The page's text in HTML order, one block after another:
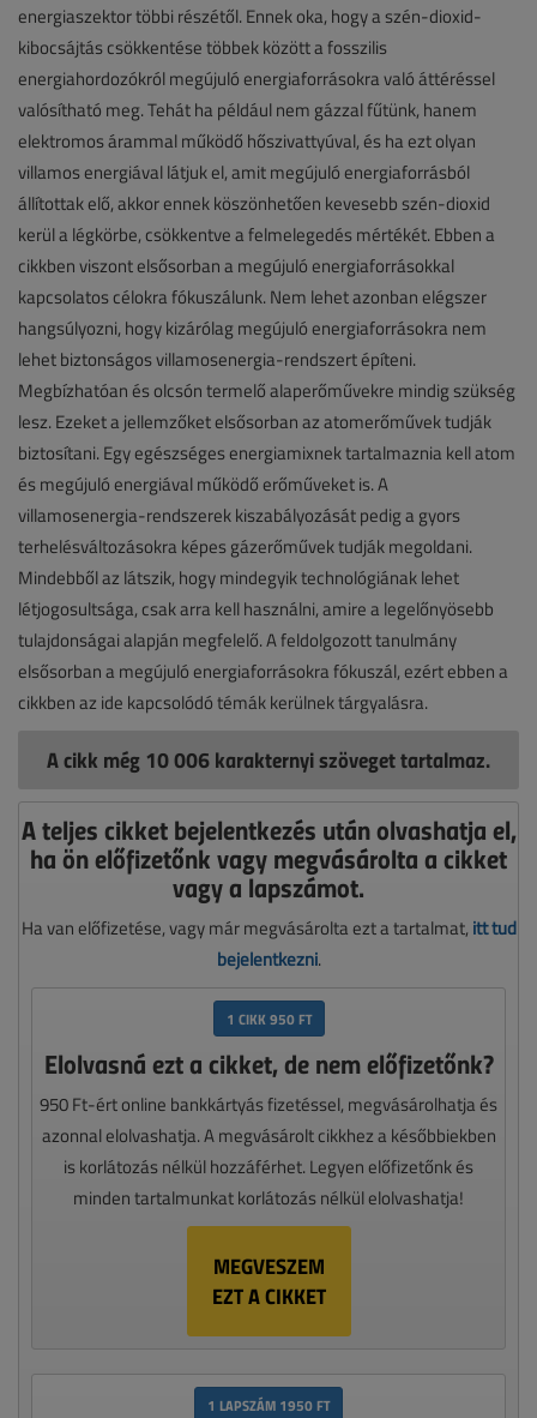
energiaszektor többi részétől. Ennek oka, hogy a szén-dioxid-
kibocsájtás csökkentése többek között a fosszilis
energiahordozókról megújuló energiaforrásokra való áttéréssel
valósítható meg. Tehát ha például nem gázzal fűtünk, hanem
elektromos árammal működő hőszivattyúval, és ha ezt olyan
villamos energiával látjuk el, amit megújuló energiaforrásból
állítottak elő, akkor ennek köszönhetően kevesebb szén-dioxid
kerül a légkörbe, csökkentve a felmelegedés mértékét. Ebben a
cikkben viszont elsősorban a megújuló energiaforrásokkal
kapcsolatos célokra fókuszálunk. Nem lehet azonban elégszer
hangsúlyozni, hogy kizárólag megújuló energiaforrásokra nem
lehet biztonságos villamosenergia-rendszert építeni.
Megbízhatóan és olcsón termelő alaperőművekre mindig szükség
lesz. Ezeket a jellemzőket elsősorban az atomerőművek tudják
biztosítani. Egy egészséges energiamixnek tartalmaznia kell atom
és megújuló energiával működő erőműveket is. A
villamosenergia-rendszerek kiszabályozását pedig a gyors
terhelésváltozásokra képes gázerőművek tudják megoldani.
Mindebből az látszik, hogy mindegyik technológiának lehet
létjogosultsága, csak arra kell használni, amire a legelőnyösebb
tulajdonságai alapján megfelelő. A feldolgozott tanulmány
elsősorban a megújuló energiaforrásokra fókuszál, ezért ebben a
cikkben az ide kapcsolódó témák kerülnek tárgyalásra.
A cikk még 10 006 karakternyi szöveget tartalmaz.
A teljes cikket bejelentkezés után olvashatja el,
ha ön előfizetőnk vagy megvásárolta a cikket
vagy a lapszámot.
Ha van előfizetése, vagy már megvásárolta ezt a tartalmat, itt tud
bejelentkezni.
1 CIKK 950 FT
Elolvasná ezt a cikket, de nem előfizetőnk?
950 Ft-ért online bankkártyás fizetéssel, megvásárolhatja és
azonnal elolvashatja. A megvásárolt cikkhez a későbbiekben
is korlátozás nélkül hozzáférhet. Legyen előfizetőnk és
minden tartalmunkat korlátozás nélkül elolvashatja!
MEGVESZEM
EZT A CIKKET
1 LAPSZÁM 1950 FT